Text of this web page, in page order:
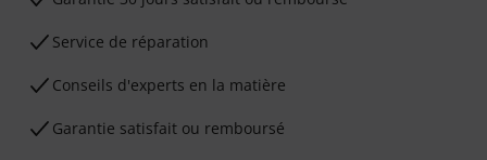
Service de réparation
Conseils d'experts en la matière
Garantie satisfait ou remboursé